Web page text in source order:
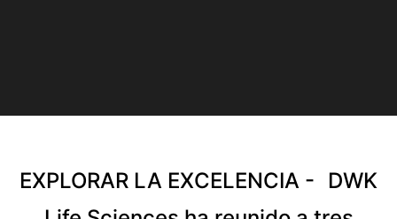
EXPLORAR LA EXCELENCIA -
DWK